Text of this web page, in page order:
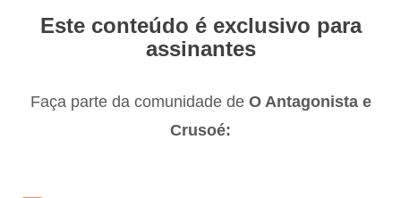
Este conteúdo é exclusivo para
assinantes
Faça parte da comunidade de O Antagonista e
Crusoé: